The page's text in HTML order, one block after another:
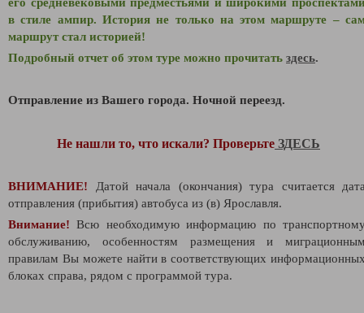
в стиле ампир. История не только на этом маршруте –
маршрут стал историей!
Подробный отчет об этом туре можно прочитать здесь.
Отправление из Вашего города. Ночной переезд.
Не нашли то, что искали? Проверьте ЗДЕСЬ
ВНИМАНИЕ! Датой начала (окончания) тура считается
отправления (прибытия) автобуса из (в) Ярославля.
Внимание! Всю необходимую информацию по
обслуживанию, особенностям размещения и
правилам Вы можете найти в соответствующих
блоках справа, рядом с программой тура.